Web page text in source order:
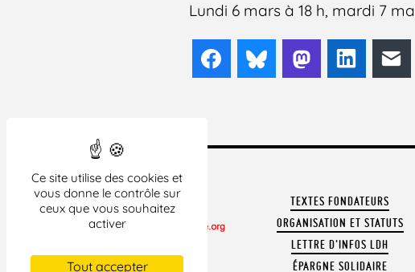
Ce site utilise des cookies et
vous donne le contrôle sur
ceux que vous souhaitez
activer
Tout accepter
Lundi 6 mars à 18 h, mardi 7
FacebookBlueskyMastodonLinkedIn
CONTACTER LA LDH
TEXTES FONDATEURS
ORGANISATION ET STATUTS
LETTRE D'INFOS LDH
ÉPARGNE SOLIDAIRE